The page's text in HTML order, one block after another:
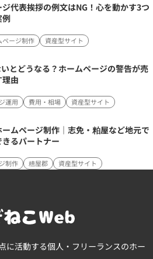
代表挨拶の例文はNG！心を動かす3つ
例
ページ制作 資産型サイト
とどうなる？ホームページの警告が売
由
運用 費用・相場 資産型サイト
ムページ制作｜志免・粕屋など地元で
るパートナー
制作 糟屋郡 資産型サイト
に活動する個人・フリーランスのホー